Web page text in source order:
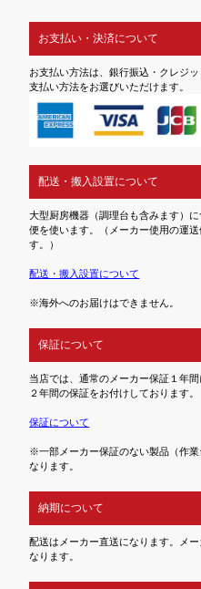
お支払い・決済について
お支払い方法は、銀行振込・クレジ
支払い方法をお選びいただけます。
配送・搬入設置について
大型厨房機器（調理台も含みます）
便を使います。（メーカー使用の運
す。）
配送・搬入設置について
※海外へのお届けはできません。
保証について
当店では、通常のメーカー保証１年
２年間の保証をお付けしております。
保証について
※一部メーカー保証のない製品（作
なります。
納期について
配送はメーカー直送になります。メ
なります。